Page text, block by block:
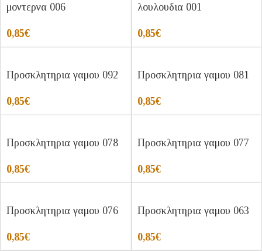
μοντερνα 006
0,85€
λουλουδια 001
0,85€
Προσκλητηρια γαμου 092
0,85€
Προσκλητηρια γαμου 081
0,85€
Προσκλητηρια γαμου 078
0,85€
Προσκλητηρια γαμου 077
0,85€
Προσκλητηρια γαμου 076
0,85€
Προσκλητηρια γαμου 063
0,85€